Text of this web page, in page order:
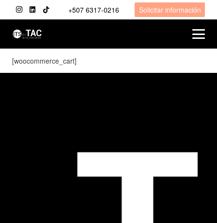
+507 6317-0216 Solicitar información
[woocommerce_cart]